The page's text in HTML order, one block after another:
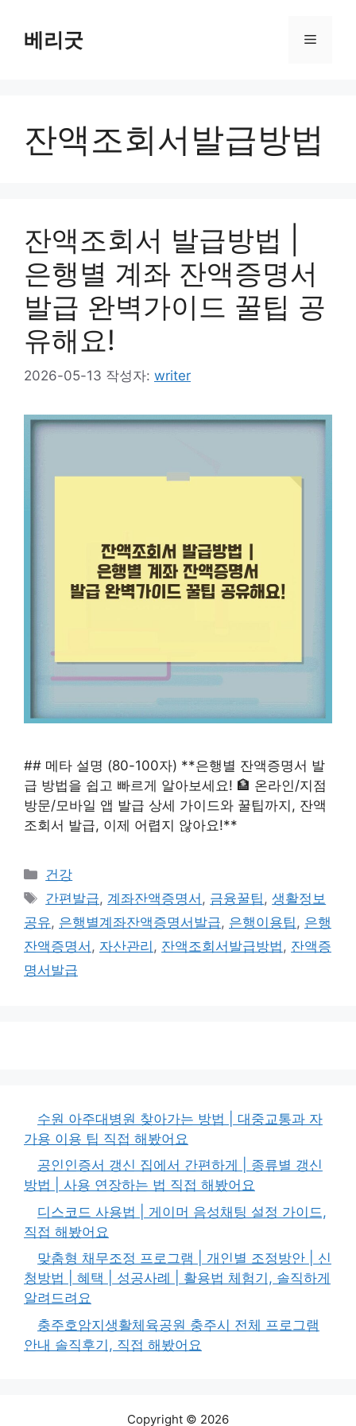
베리굿 메
잔액조회서발급방법
잔액조회서 발급방법 |
은행별 계좌 잔액증명서
발급 완벽가이드 꿀팁 공
유해요!
2026-05-13 작성자: writer
## 메타 설명 (80-100자) **은행별 잔액증명서 발
급 방법을 쉽고 빠르게 알아보세요! 🏦 온라인/지점
방문/모바일 앱 발급 상세 가이드와 꿀팁까지, 잔액
조회서 발급, 이제 어렵지 않아요!**
카
테
리
건강
태
그
간편발급, 계좌잔액증명서 , 금융꿀팁 ,생활정보
공유, 은행별계좌잔액증명서발급, 은행이용팁 , 은행
잔액증명서 , 자산관리 , 잔액조회서발급방법 , 잔액증
명서발급
수원 아주대병원 찾아가는 방법 | 대중교통과 자
가용 이용 팁 직접 해봤어요
공인인증서 갱신 집에서 간편하게 | 종류별 갱신
방법 | 사용 연장하는 법 직접 해봤어요
디스코드 사용법 | 게이머 음성채팅 설정 가이드,
직접 해봤어요
맞춤형 채무조정 프로그램 | 개인별 조정방안 | 신
청방법 | 혜택 | 성공사례 | 활용법 체험기, 솔직하게
알려드려요
충주호암지생활체육공원 충주시 전체 프로그램
안내 솔직후기, 직접 해봤어요
Copyright © 2026